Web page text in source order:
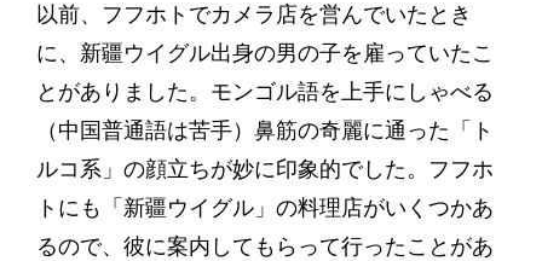
以前、フフホトでカメラ店を営んでいたとき
に、新疆ウイグル出身の男の子を雇っていたこ
とがありました。モンゴル語を上手にしゃべる
（中国普通語は苦手）鼻筋の奇麗に通った「ト
ルコ系」の顔立ちが妙に印象的でした。フフホ
トにも「新疆ウイグル」の料理店がいくつかあ
るので、彼に案内してもらって行ったことがあ